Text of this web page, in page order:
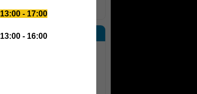
další novinky
PARTNERSKÉ WEBY
13:00 - 17:00
13:00 - 16:00